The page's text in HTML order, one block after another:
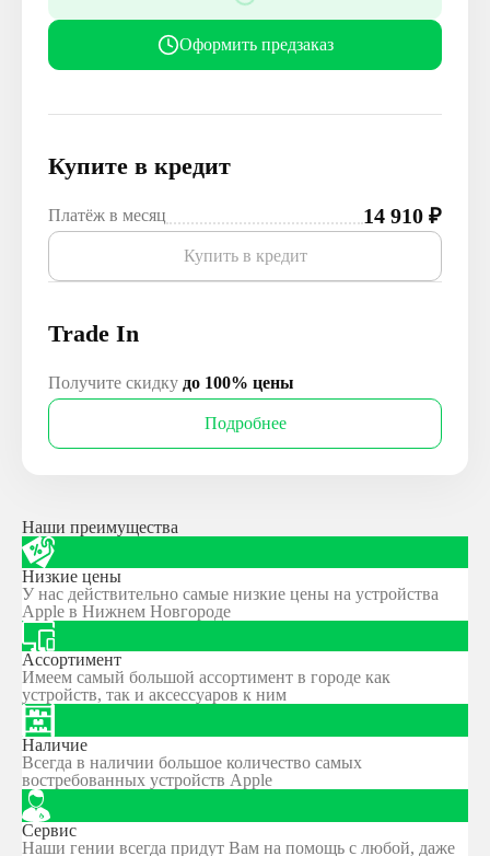
Оформить предзаказ
Купите в кредит
Платёж в месяц 14 910 ₽
Купить в кредит
Trade In
Получите скидку до 100% цены
Подробнее
Наши преимущества
Низкие цены
У нас действительно самые низкие цены на устройства
Apple в Нижнем Новгороде
Ассортимент
Имеем самый большой ассортимент в городе как
устройств, так и аксессуаров к ним
Наличие
Всегда в наличии большое количество самых
востребованных устройств Apple
Сервис
Наши гении всегда придут Вам на помощь с любой, даже